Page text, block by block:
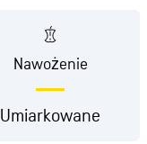
Nawożenie
Umiarkowane